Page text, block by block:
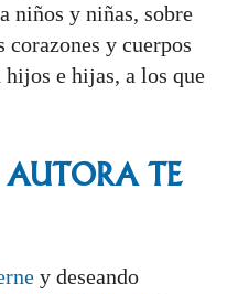
niños y niñas, sobre
y cuerpos
e hijas, a los que
TE
y deseando